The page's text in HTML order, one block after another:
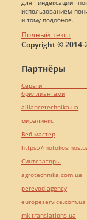
для индексации
использованием
и тому подобное.
Полный текст
Copyright ©
Партнёры
Серьги
бриллиантами
alliancetechnika.ua
миралинкс
Веб мастер
https://
Синтезаторы
agrotechnika.com.ua
perevod.agency
europeservice.com.ua
mk-translations.ua